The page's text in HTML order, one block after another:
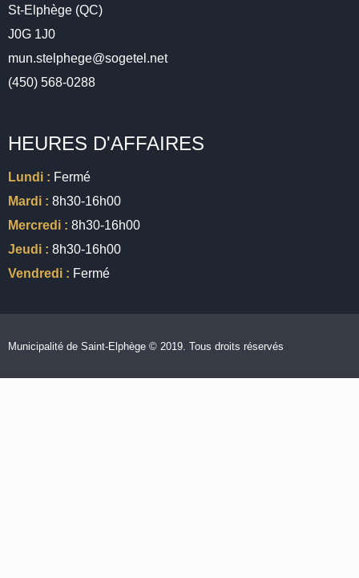
St-Elphège (QC)
J0G 1J0
mun.stelphege@sogetel.net
(450) 568-0288
HEURES D'AFFAIRES
Lundi : Fermé
Mardi : 8h30-16h00
Mercredi : 8h30-16h00
Jeudi : 8h30-16h00
Vendredi : Fermé
Municipalité de Saint-Elphège © 2019. Tous droits réservés